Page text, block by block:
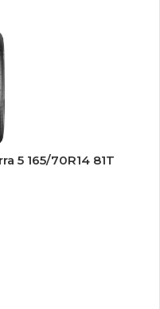
5 165/70R14 81T